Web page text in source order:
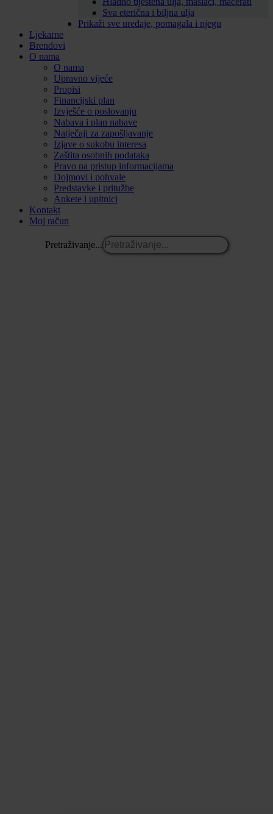
Sva eterična i biljna ulja
Prikaži sve uređaje, pomagala i njegu
Ljekarne
Brendovi
O nama
O nama
Upravno vijeće
Propisi
Financijski plan
Izvješće o poslovanju
Nabava i plan nabave
Natječaji za zapošljavanje
Izjave o sukobu interesa
Zaštita osobnih podataka
Pravo na pristup informacijama
Dojmovi i pohvale
Predstavke i pritužbe
Ankete i upitnici
Kontakt
Moj račun
Pretraživanje...